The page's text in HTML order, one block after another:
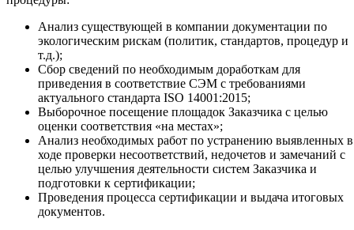
Анализ существующей в компании документации по
экологическим рискам (политик, стандартов, процедур и
т.д.);
Сбор сведений по необходимым доработкам для
приведения в соответствие СЭМ с требованиями
актуального стандарта ISO 14001:2015;
Выборочное посещение площадок Заказчика с целью
оценки соответствия «на местах»;
Анализ необходимых работ по устранению выявленных в
ходе проверки несоответствий, недочетов и замечаний с
целью улучшения деятельности систем Заказчика и
подготовки к сертификации;
Проведения процесса сертификации и выдача итоговых
документов.